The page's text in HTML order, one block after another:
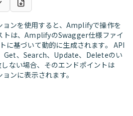
ョンを使用すると、Amplifyで操作を
トは、AmplifyのSwagger仕様ファイ
に基づいて動的に生成されます。 API
Get、Search、Update、Deleteのい
ない場合、そのエンドポイントは
ョンに表示されます。